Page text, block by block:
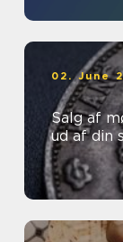
02. June
Salg af
ud af din